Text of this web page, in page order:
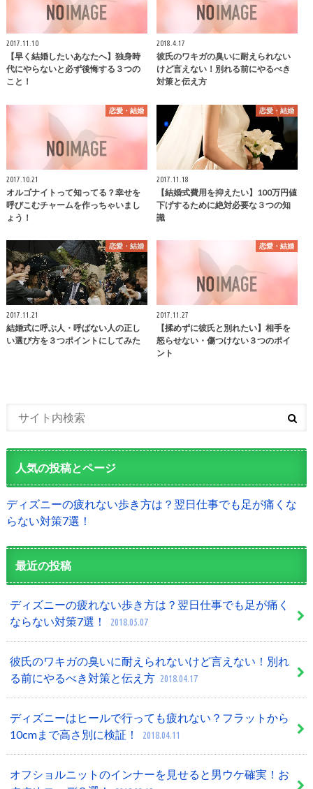
2017.11.10
【早く結婚したいあなたへ】独身時
代にやらないと必ず後悔する３つの
こと！
2018.4.17
彼氏のワキガの臭いに耐えられない
けど言えない！別れる前にやるべき
対策と伝え方
恋愛・結婚
2017.10.21
オルゴナイトって知ってる？幸せを
呼びこむチャームを作っちゃいまし
ょう！
恋愛・結婚
2017.11.18
【結婚式費用を抑えたい】100万円値
下げするために絶対必要な３つの知
識
恋愛・結婚
2017.11.21
結婚式に呼ぶ人・呼ばない人の正し
い選び方を３つポイントにしてみた
恋愛・結婚
2017.11.27
【揉めずに彼氏と別れたい】相手を
怒らせない・傷つけない３つのポイ
ント
人気の投稿とページ
ディズニーの疲れない歩き方は？翌日仕事でも足が痛くな
らない対策7選！
最近の投稿
ディズニーの疲れない歩き方は？翌日仕事でも足が痛く
ならない対策7選！
2018.05.07
彼氏のワキガの臭いに耐えられないけど言えない！別れ
る前にやるべき対策と伝え方 2018.04.17
ディズニーはヒールで行っても疲れない？フラットから
10cmまで高さ別に検証！
2018.04.11
オフショルニットのインナーを見せると男ウケ確実！お